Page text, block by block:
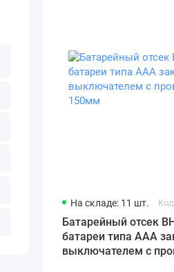
На складе: 11 шт.
Батарейный отсек
батареи типа AAА
выключателем с